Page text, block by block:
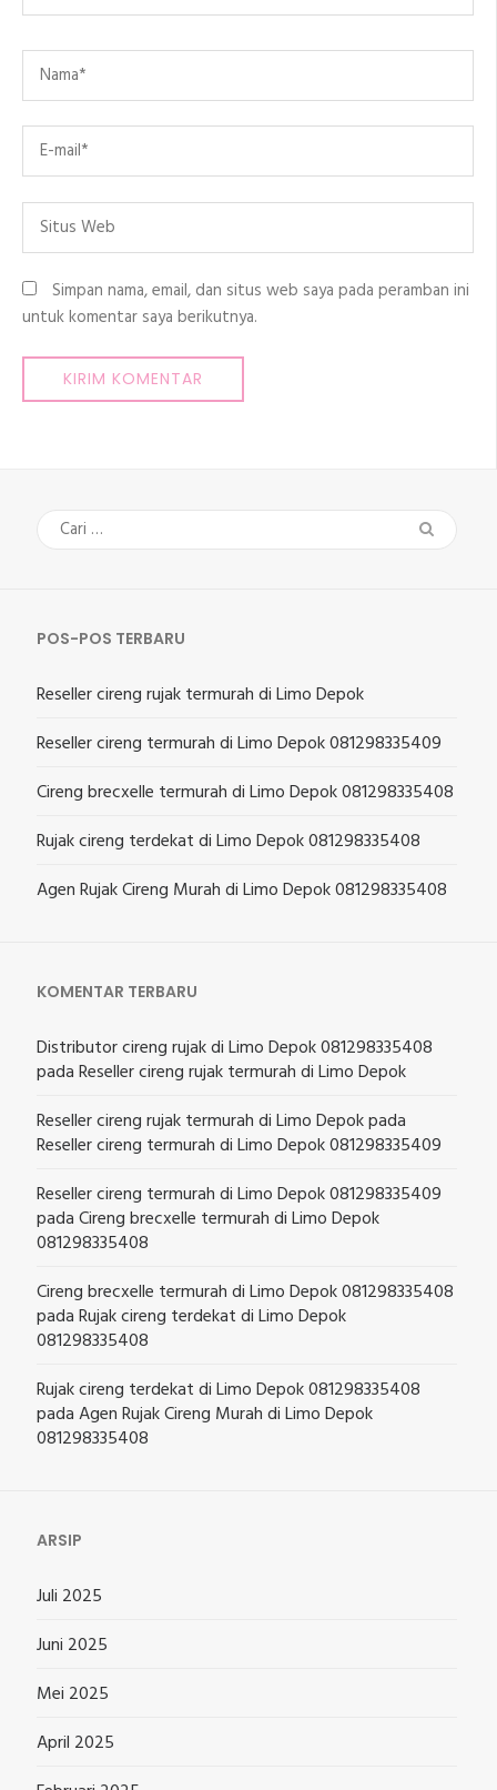
Name
Email
Situs
Web
Simpan nama, email, dan situs web saya pada peramban ini
untuk komentar saya berikutnya.
Cari
untuk:
POS-POS TERBARU
Reseller cireng rujak termurah di Limo Depok
Reseller cireng termurah di Limo Depok 081298335409
Cireng brecxelle termurah di Limo Depok 081298335408
Rujak cireng terdekat di Limo Depok 081298335408
Agen Rujak Cireng Murah di Limo Depok 081298335408
KOMENTAR TERBARU
Distributor cireng rujak di Limo Depok 081298335408
padaReseller cireng rujak termurah di Limo Depok
Reseller cireng rujak termurah di Limo Depokpada
Reseller cireng termurah di Limo Depok 081298335409
Reseller cireng termurah di Limo Depok 081298335409
padaCireng brecxelle termurah di Limo Depok
081298335408
Cireng brecxelle termurah di Limo Depok 081298335408
padaRujak cireng terdekat di Limo Depok
081298335408
Rujak cireng terdekat di Limo Depok 081298335408
padaAgen Rujak Cireng Murah di Limo Depok
081298335408
ARSIP
Juli 2025
Juni 2025
Mei 2025
April 2025